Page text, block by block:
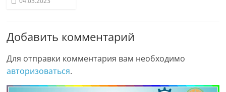
Добавить комментарий
Для отправки комментария вам необходимо
авторизоваться.